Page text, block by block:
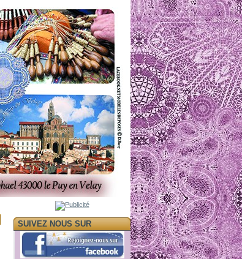
SUIVEZ NOUS SUR